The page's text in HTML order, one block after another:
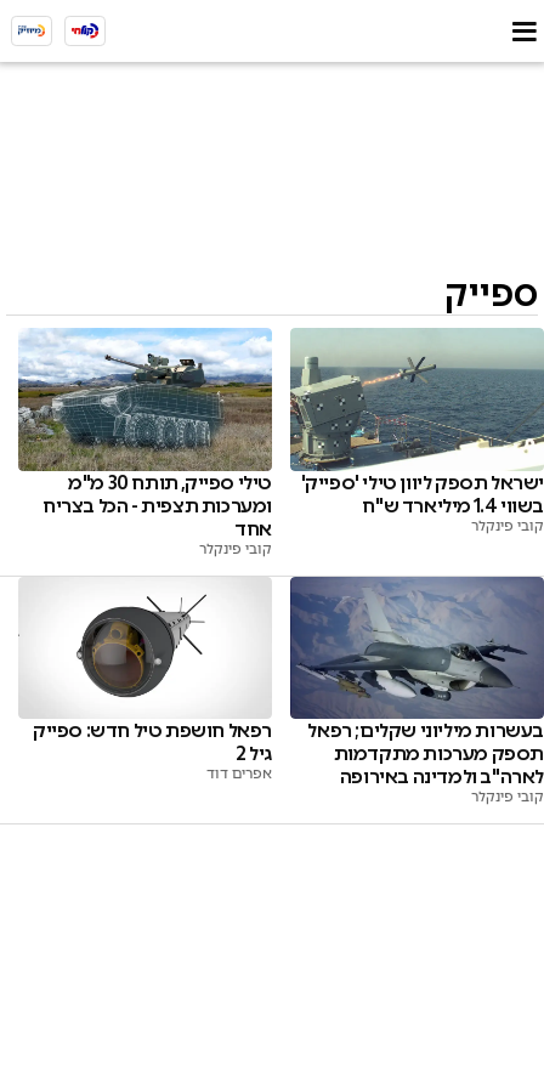
ספייק
ישראל תספק ליוון טילי 'ספייק'
בשווי 1.4 מיליארד ש"ח
קובי פינקלר
טילי ספייק, תותח 30 מ"מ
ומערכות תצפית - הכל בצריח
אחד
קובי פינקלר
בעשרות מיליוני שקלים; רפאל
תספק מערכות מתקדמות
לארה"ב ולמדינה באירופה
קובי פינקלר
רפאל חושפת טיל חדש: ספייק
גיל 2
אפרים דוד